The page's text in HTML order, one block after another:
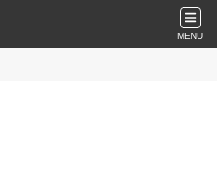
MENU